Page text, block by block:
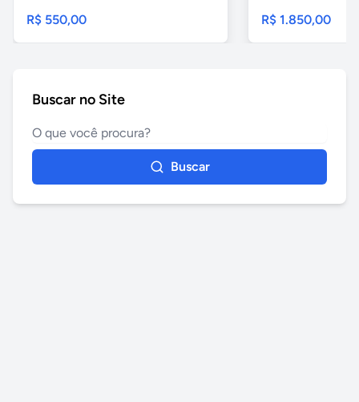
R$ 550,00 R$ 1.850,00
Buscar no Site
Buscar